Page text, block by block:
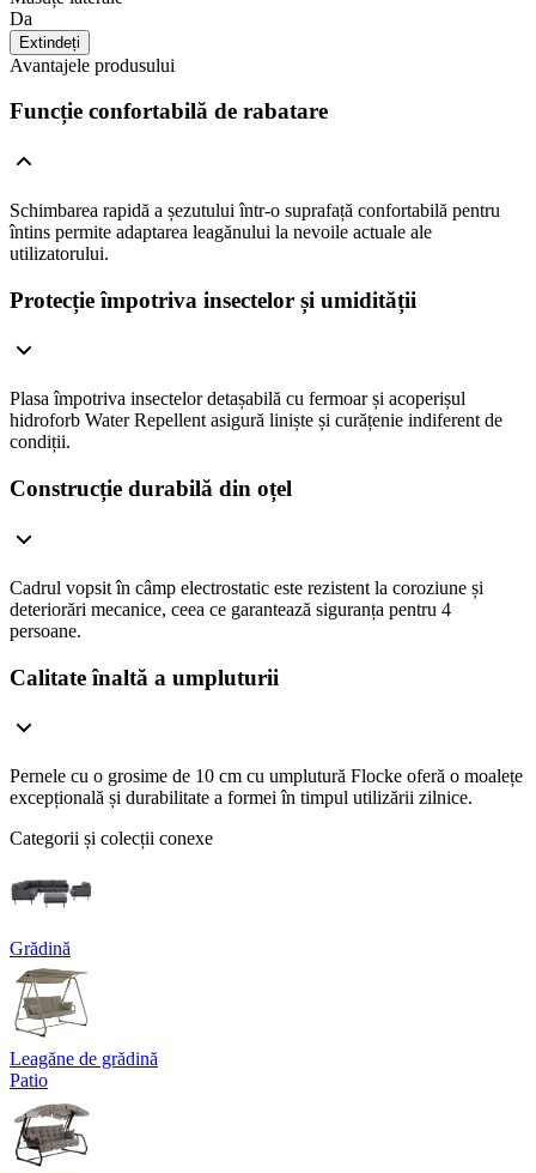
Da
Extindeți
Avantajele produsului
Funcție confortabilă de rabatare
Schimbarea rapidă a șezutului într-o suprafață confortabilă pentru
întins permite adaptarea leagănului la nevoile actuale ale
utilizatorului.
Protecție împotriva insectelor și umidității
Plasa împotriva insectelor detașabilă cu fermoar și acoperișul
hidroforb Water Repellent asigură liniște și curățenie indiferent de
condiții.
Construcție durabilă din oțel
Cadrul vopsit în câmp electrostatic este rezistent la coroziune și
deteriorări mecanice, ceea ce garantează siguranța pentru 4
persoane.
Calitate înaltă a umpluturii
Pernele cu o grosime de 10 cm cu umplutură Flocke oferă o moalețe
excepțională și durabilitate a formei în timpul utilizării zilnice.
Categorii și colecții conexe
Grădină
Leagăne de grădină
Patio